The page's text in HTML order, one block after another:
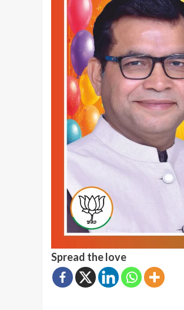
Spread the love